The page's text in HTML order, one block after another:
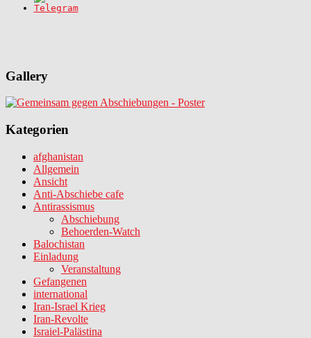
Gallery
Kategorien
afghanistan
Allgemein
Ansicht
Anti-Abschiebe cafe
Antirassismus
Abschiebung
Behoerden-Watch
Balochistan
Einladung
Veranstaltung
Gefangenen
international
Iran-Israel Krieg
Iran-Revolte
Israiel-Palästina